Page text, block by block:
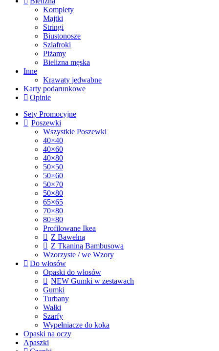
Komplety
Majtki
Stringi
Biustonosze
Szlafroki
Piżamy
Bielizna męska
Inne
Krawaty jedwabne
Karty podarunkowe
Opinie
Sety Promocyjne
Poszewki
Wszystkie Poszewki
40×40
40×60
40×80
50×50
50×60
50×70
50×80
65×65
70×80
80×80
Profilowane Ikea
Z Bawełną
Z Tkaniną Bambusową
Wzorzyste / we Wzory
Do włosów
Opaski do włosów
NEW Gumki w zestawach
Gumki
Turbany
Wałki
Szarfy
Wypełniacze do koka
Opaski na oczy
Apaszki